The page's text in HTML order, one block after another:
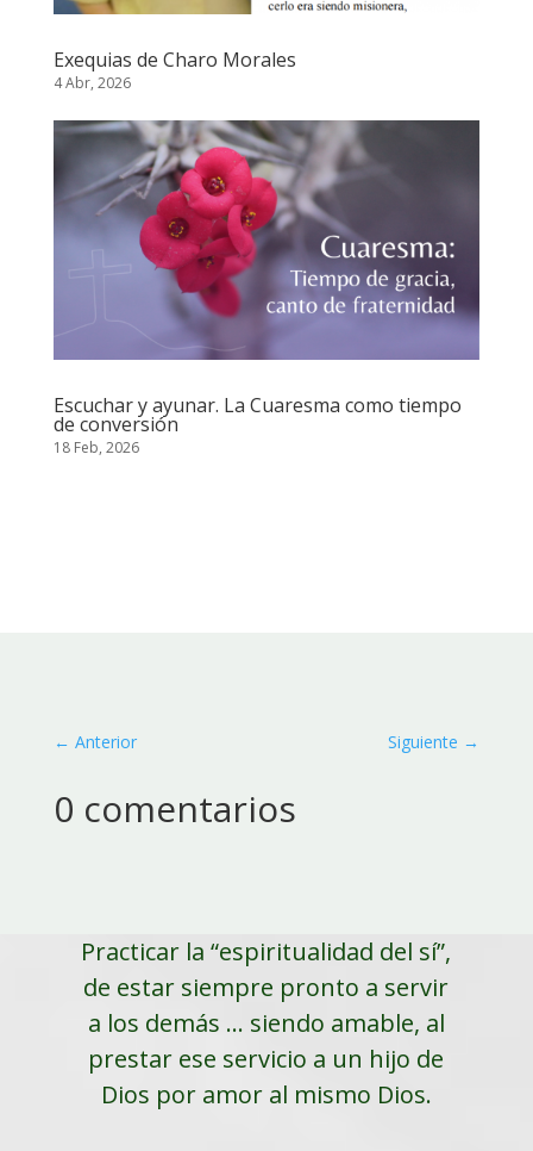
Exequias de Charo Morales
4 Abr, 2026
Escuchar y ayunar. La Cuaresma como tiempo
de conversión
18 Feb, 2026
← Anterior Siguiente →
0 comentarios
Practicar la “espiritualidad del sí”,
de estar siempre pronto a servir
a los demás ... siendo amable, al
prestar ese servicio a un hijo de
Dios por amor al mismo Dios.